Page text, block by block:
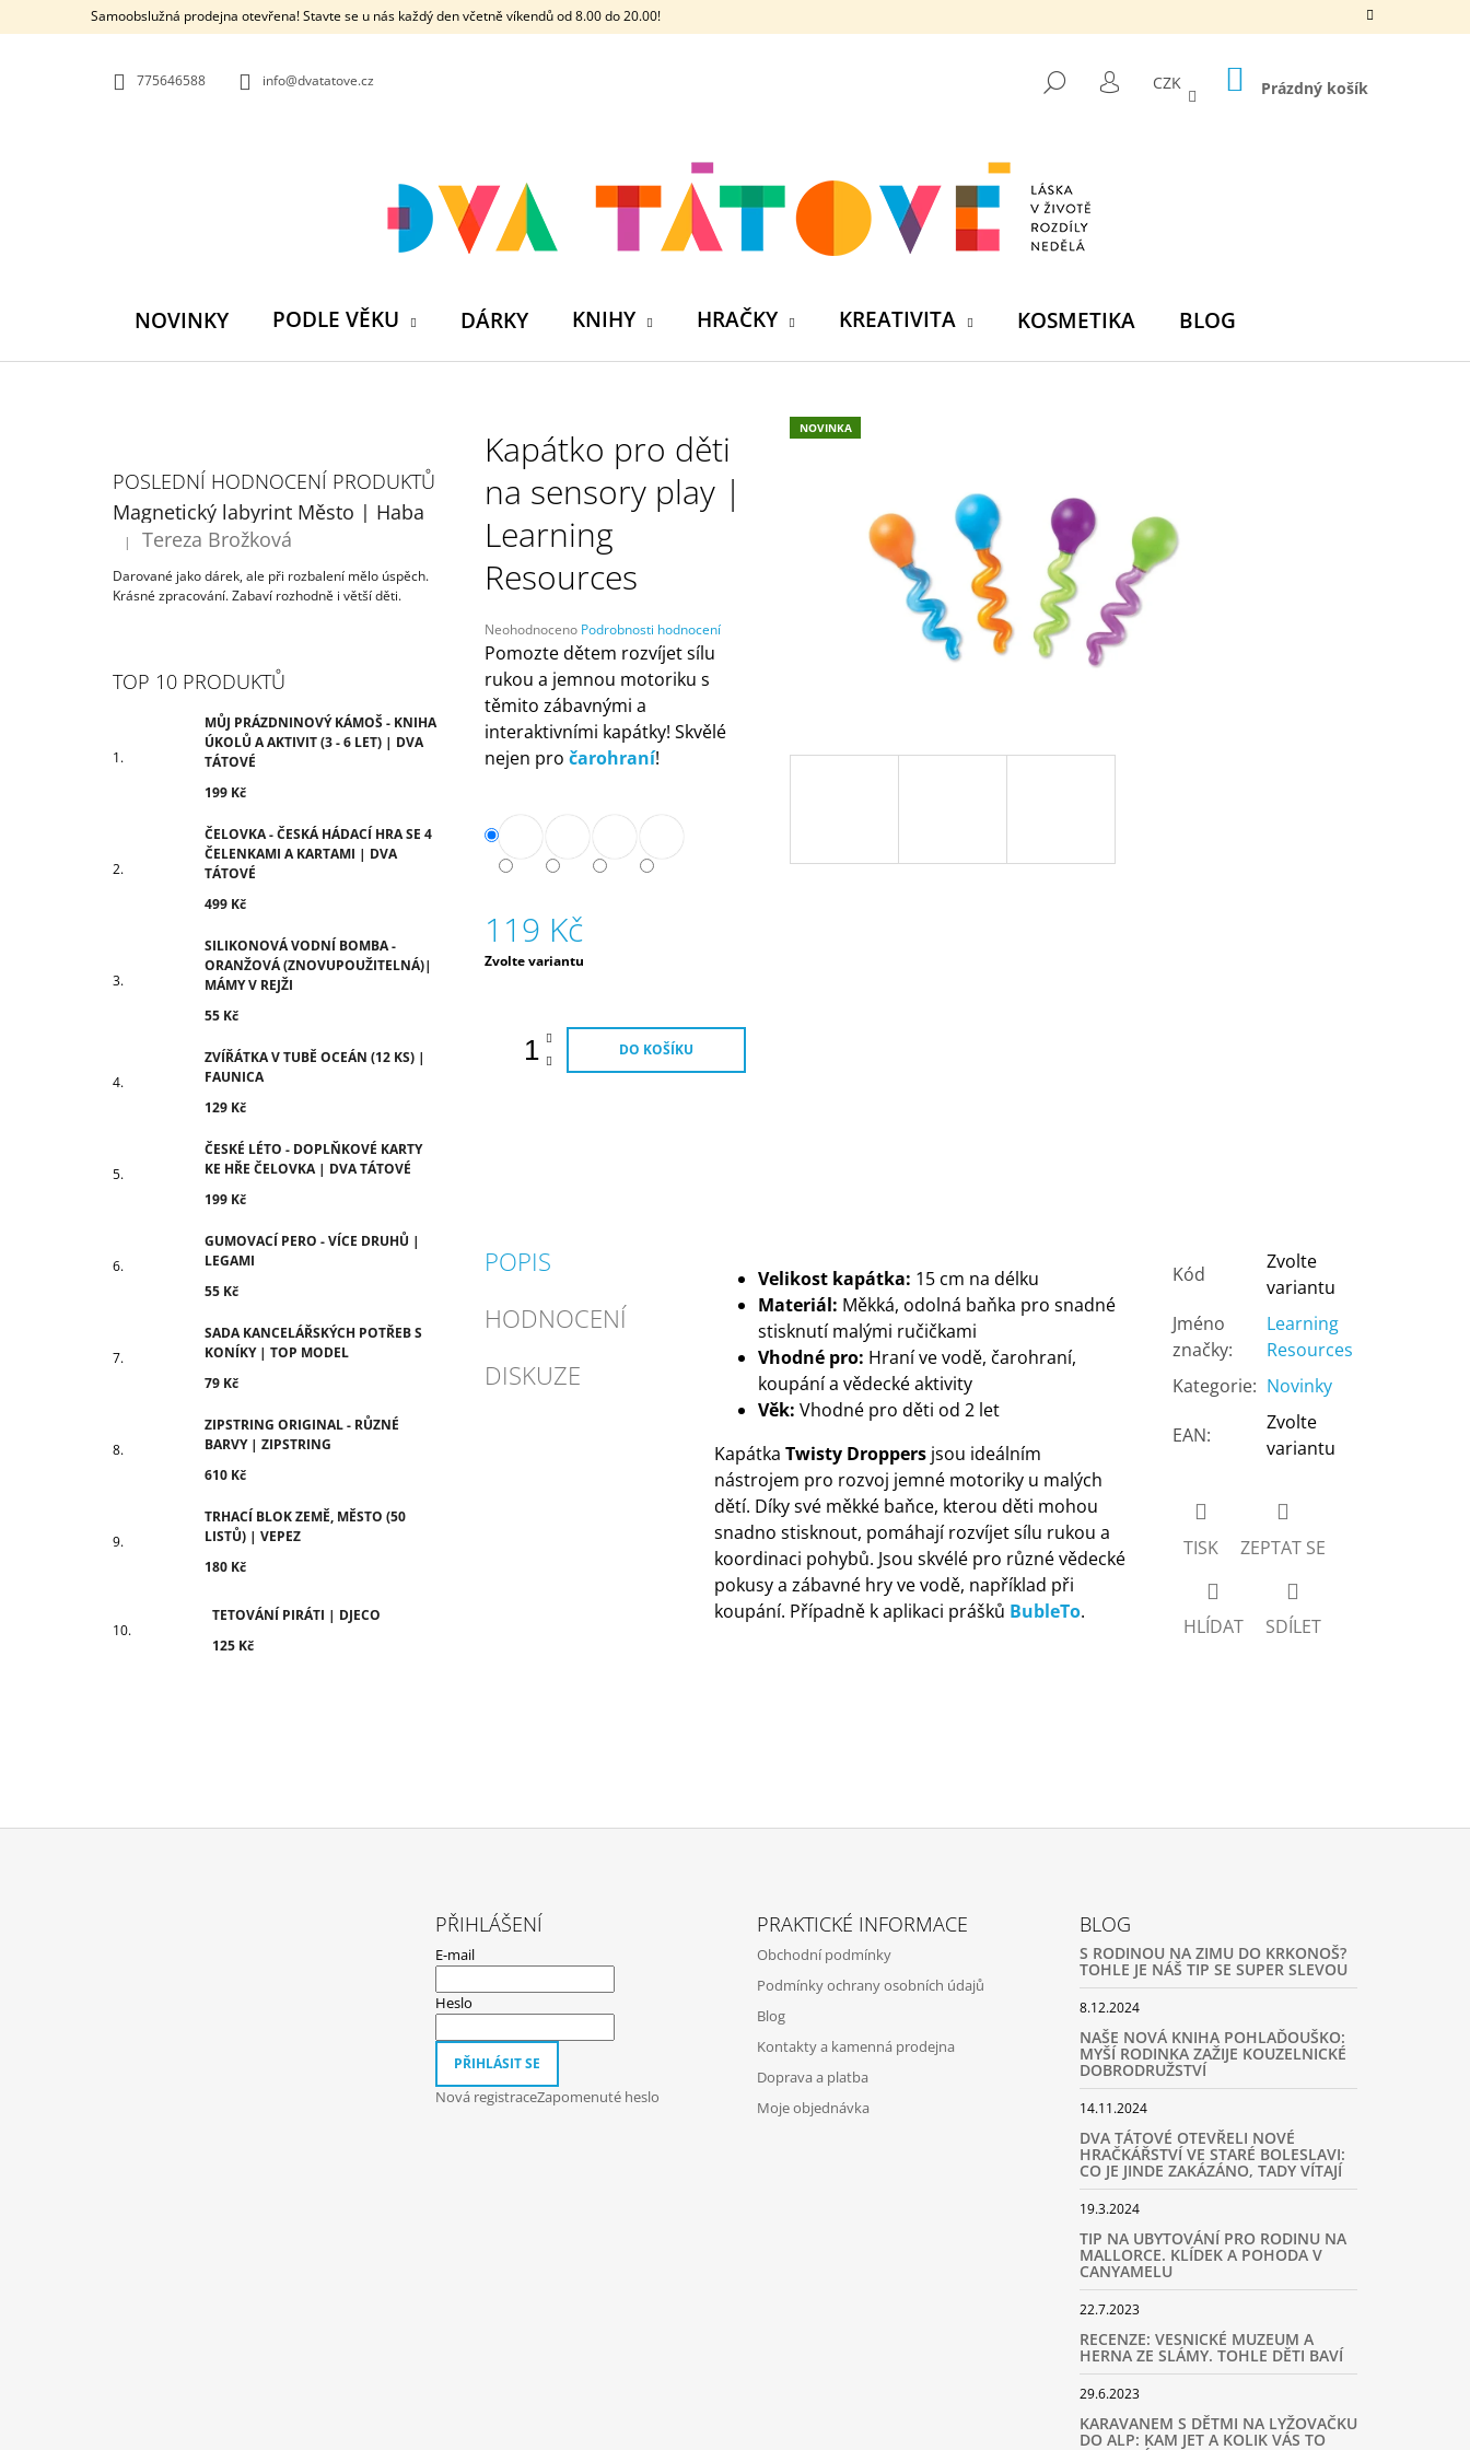
Samoobslužná prodejna otevřena! Stavte se u nás každý den včetně víkendů od 8.00 do 20.00!
775646588 info@dvatatove.cz HLEDAT
PŘIHLÁŠENÍ
CZK NÁKUPNÍ
KOŠÍK
Prázdný košík
NOVINKY PODLE VĚKU DÁRKY KNIHY HRAČKY KREATIVITA KOSMETIKA BLOG
POSLEDNÍ HODNOCENÍ PRODUKTŮ
Magnetický labyrint Město | Haba
Hodnocení produktu je 5 z 5 hvězdiček.
| Tereza Brožková
Darované jako dárek, ale při rozbalení mělo úspěch.
Krásné zpracování. Zabaví rozhodně i větší děti.
TOP 10 PRODUKTŮ
MŮJ PRÁZDNINOVÝ KÁMOŠ - KNIHA
ÚKOLŮ A AKTIVIT (3 - 6 LET) | DVA
TÁTOVÉ
199 Kč
ČELOVKA - ČESKÁ HÁDACÍ HRA SE 4
ČELENKAMI A KARTAMI | DVA
TÁTOVÉ
499 Kč
SILIKONOVÁ VODNÍ BOMBA -
ORANŽOVÁ (ZNOVUPOUŽITELNÁ)|
MÁMY V REJŽI
55 Kč
ZVÍŘÁTKA V TUBĚ OCEÁN (12 KS) |
FAUNICA
129 Kč
ČESKÉ LÉTO - DOPLŇKOVÉ KARTY
KE HŘE ČELOVKA | DVA TÁTOVÉ
199 Kč
GUMOVACÍ PERO - VÍCE DRUHŮ |
LEGAMI
55 Kč
SADA KANCELÁŘSKÝCH POTŘEB S
KONÍKY | TOP MODEL
79 Kč
ZIPSTRING ORIGINAL - RŮZNÉ
BARVY | ZIPSTRING
610 Kč
TRHACÍ BLOK ZEMĚ, MĚSTO (50
LISTŮ) | VEPEZ
180 Kč
TETOVÁNÍ PIRÁTI | DJECO
125 Kč
Kapátko pro děti
na sensory play |
Learning
Resources
Průměrné
hodnocení
produktu
je
0,0
z
hvězdiček.
Neohodnoceno Podrobnosti hodnocení
NOVINKA
Pomozte dětem rozvíjet sílu
rukou a jemnou motoriku s
těmito zábavnými a
interaktivními kapátky! Skvělé
nejen pro čarohraní!
119 Kč
Měrná
Zvolte variantu
DO KOŠÍKU
POPIS
HODNOCENÍ
DISKUZE
Velikost kapátka: 15 cm na délku
Materiál: Měkká, odolná baňka pro snadné
stisknutí malými ručičkami
Vhodné pro: Hraní ve vodě, čarohraní,
koupání a vědecké aktivity
Věk: Vhodné pro děti od 2 let
Kapátka Twisty Droppersjsou ideálním
nástrojem pro rozvoj jemné motoriky u malých
dětí. Díky své měkké baňce, kterou děti mohou
snadno stisknout, pomáhají rozvíjet sílu rukou a
koordinaci pohybů. Jsou skvélé pro různé vědecké
pokusy a zábavné hry ve vodě, například při
koupání. Případně k aplikaci prášků BubleTo.
Kód
Zvolte
variantu
Jméno
značky:
Learning
Resources
Kategorie: Novinky
EAN:
Zvolte
variantu
TISK ZEPTAT SE
HLÍDAT SDÍLET
O
HLEDAT
MŮJ PRÁZDNINOVÝ KÁMOŠ - KNIHA
ÚKOLŮ A AKTIVIT (3 - 6 LET) | DVA
TÁTOVÉ
199 Kč
ČELOVKA - ČESKÁ HÁDACÍ HRA SE 4
ČELENKAMI A KARTAMI | DVA TÁTOVÉ
499 Kč
ORANŽOVÁ (ZNOVUPOUŽITELNÁ)|
MÁMY V REJŽI
55 Kč
PŘIHLÁŠENÍ
E-mail
Heslo
PŘIHLÁSIT SE
Nová registraceZapomenuté heslo
PRAKTICKÉ INFORMACE
Obchodní podmínky
Podmínky ochrany osobních údajů
Blog
Kontakty a kamenná prodejna
Doprava a platba
Moje objednávka
BLOG
S RODINOU NA ZIMU DO KRKONOŠ?
TOHLE JE NÁŠ TIP SE SUPER SLEVOU
8.12.2024
NAŠE NOVÁ KNIHA POHLAĎOUŠKO:
MYŠÍ RODINKA ZAŽIJE KOUZELNICKÉ
DOBRODRUŽSTVÍ
14.11.2024
DVA TÁTOVÉ OTEVŘELI NOVÉ
HRAČKÁŘSTVÍ VE STARÉ BOLESLAVI:
CO JE JINDE ZAKÁZÁNO, TADY VÍTAJÍ
19.3.2024
TIP NA UBYTOVÁNÍ PRO RODINU NA
MALLORCE. KLÍDEK A POHODA V
CANYAMELU
22.7.2023
RECENZE: VESNICKÉ MUZEUM A
HERNA ZE SLÁMY. TOHLE DĚTI BAVÍ
29.6.2023
KARAVANEM S DĚTMI NA LYŽOVAČKU
DO ALP: KAM JET A KOLIK VÁS TO